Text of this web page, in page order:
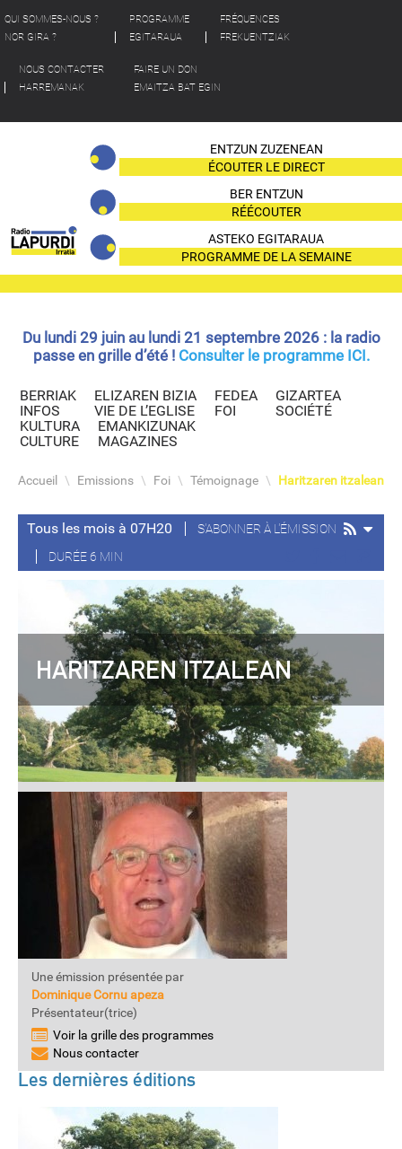
QUI SOMMES-NOUS ?
NOR GIRA ?
PROGRAMME
EGITARAUA
FRÉQUENCES
FREKUENTZIAK
NOUS CONTACTER
HARREMANAK
FAIRE UN DON
EMAITZA BAT EGIN
ENTZUN ZUZENEAN
ÉCOUTER LE DIRECT
BER ENTZUN
RÉÉCOUTER
ASTEKO EGITARAUA
PROGRAMME DE LA SEMAINE
Du lundi 29 juin au lundi 21 septembre 2026 : la radio
passe en grille d’été ! Consulter le programme ICI.
BERRIAK
INFOS
ELIZAREN BIZIA
VIE DE L’EGLISE
FEDEA
FOI
GIZARTEA
SOCIÉTÉ
KULTURA
CULTURE
EMANKIZUNAK
MAGAZINES
Accueil \ Emissions \ Foi \ Témoignage \ Haritzaren itzalean
Tous les mois à 07H20
S'ABONNER À L'ÉMISSION
DURÉE 6 MIN
HARITZAREN ITZALEAN
Une émission présentée par
Dominique Cornu apeza
Présentateur(trice)
Voir la grille des programmes
Nous contacter
Les dernières éditions